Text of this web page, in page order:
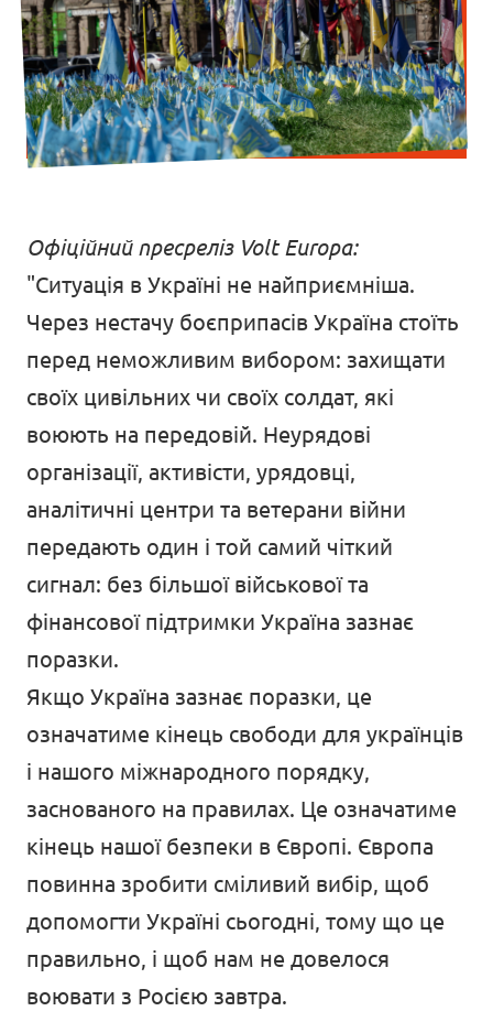
Офіційний пресреліз Volt Europa:
"Ситуація в Україні не найприємніша.
Через нестачу боєприпасів Україна стоїть
перед неможливим вибором: захищати
своїх цивільних чи своїх солдат, які
воюють на передовій. Неурядові
організації, активісти, урядовці,
аналітичні центри та ветерани війни
передають один і той самий чіткий
сигнал: без більшої військової та
фінансової підтримки Україна зазнає
поразки.
Якщо Україна зазнає поразки, це
означатиме кінець свободи для українців
і нашого міжнародного порядку,
заснованого на правилах. Це означатиме
кінець нашої безпеки в Європі. Європа
повинна зробити сміливий вибір, щоб
допомогти Україні сьогодні, тому що це
правильно, і щоб нам не довелося
воювати з Росією завтра.